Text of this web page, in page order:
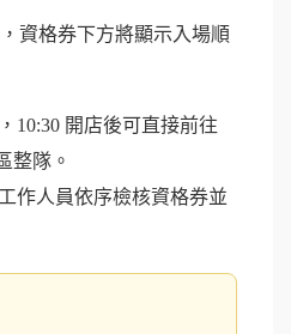
資格券下方將顯示入場順
10:30 開店後可直接前往
整隊。
作人員依序檢核資格券並